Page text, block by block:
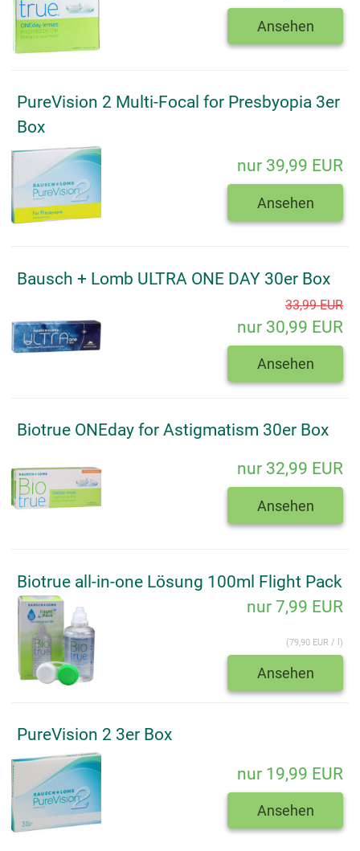
Ansehen
PureVision 2 Multi-Focal for Presbyopia 3er
Box
nur 39,99 EUR
Ansehen
Bausch + Lomb ULTRA ONE DAY 30er Box
33,99 EUR
nur 30,99 EUR
Ansehen
Biotrue ONEday for Astigmatism 30er Box
nur 32,99 EUR
Ansehen
Biotrue all-in-one Lösung 100ml Flight Pack
nur 7,99 EUR
(79,90 EUR / l)
Ansehen
PureVision 2 3er Box
nur 19,99 EUR
Ansehen